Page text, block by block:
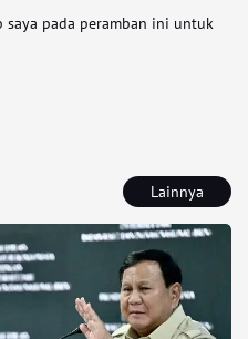
saya pada peramban ini untuk
Lainnya